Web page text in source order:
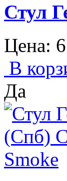
Стул
Цена:
В
Да